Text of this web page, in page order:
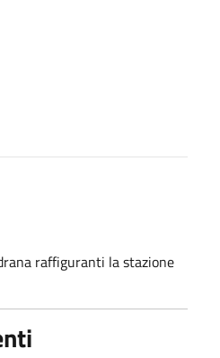
raffiguranti la stazione